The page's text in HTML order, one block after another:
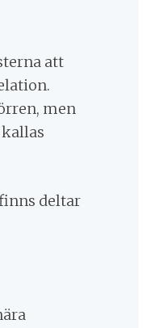
att
men
deltar